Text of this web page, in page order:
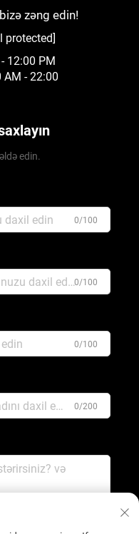
zəng edin!
protected]
12:00 PM
AM - 22:00
edin.
0/100
0/100
0/100
0/200